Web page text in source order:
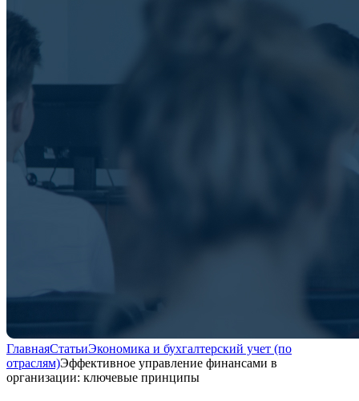
ГлавнаяСтатьиЭкономика и бухгалтерский учет (по
отраслям)Эффективное управление финансами в
организации: ключевые принципы